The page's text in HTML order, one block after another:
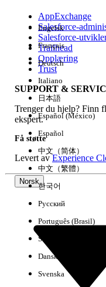
Erfaring
AppExchange
Salesforce-
Salesforce-
Trailhead
Opplæring
Trust
SUPPORT &
Trenger du hjelp? Finn
ekspert.
Få støtte
Levert avExperience
Norsk
Engelsk
Français
Deutsch
Italiano
日本語
Español (México)
Español
中文（简体）
中文（繁體）
한국어
Русский
Português (Brasil)
Suomi
Dansk
Svenska